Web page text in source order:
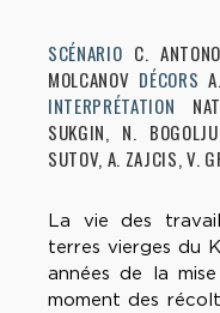
SCÉNARIO C.
MOLCANOV DÉCORS
INTERPRÉTATION
SUKGIN, N.
SUTOV, A. ZAJCIS, V.
La vie des
terres vierges du
années de la
moment des